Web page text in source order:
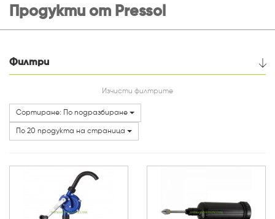
Продукти от Pressol
Филтри
Категории
Изчисти филтрите
Сортиране: По подразбиране
По 20 продукта на страница